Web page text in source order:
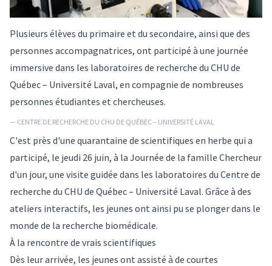
Plusieurs élèves du primaire et du secondaire, ainsi que des
personnes accompagnatrices, ont participé à une journée
immersive dans les laboratoires de recherche du CHU de
Québec – Université Laval, en compagnie de nombreuses
personnes étudiantes et chercheuses.
— CENTRE DE RECHERCHE DU CHU DE QUÉBEC – UNIVERSITÉ LAVAL
C'est près d'une quarantaine de scientifiques en herbe qui a
participé, le jeudi 26 juin, à la Journée de la famille Chercheur
d'un jour, une visite guidée dans les laboratoires du Centre de
recherche du CHU de Québec – Université Laval. Grâce à des
ateliers interactifs, les jeunes ont ainsi pu se plonger dans le
monde de la recherche biomédicale.
À la rencontre de vrais scientifiques
Dès leur arrivée, les jeunes ont assisté à de courtes